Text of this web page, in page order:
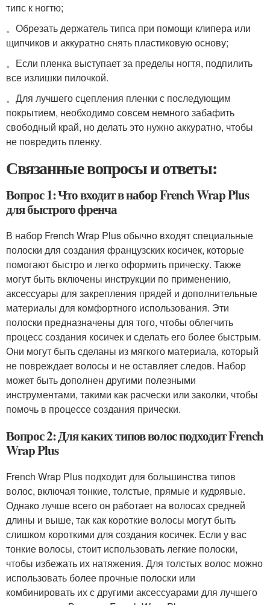
типс к ногтю;
。Обрезать держатель типса при помощи клипера или
щипчиков и аккуратно снять пластиковую основу;
。Если пленка выступает за пределы ногтя, подпилить
все излишки пилочкой.
。Для лучшего сцепления пленки с последующим
покрытием, необходимо совсем немного забафить
свободный край, но делать это нужно аккуратно, чтобы
не повредить пленку.
Связанные вопросы и ответы:
Вопрос 1: Что входит в набор French Wrap Plus
для быстрого френча
В набор French Wrap Plus обычно входят специальные
полоски для создания французских косичек, которые
помогают быстро и легко оформить прическу. Также
могут быть включены инструкции по применению,
аксессуары для закрепления прядей и дополнительные
материалы для комфортного использования. Эти
полоски предназначены для того, чтобы облегчить
процесс создания косичек и сделать его более быстрым.
Они могут быть сделаны из мягкого материала, который
не повреждает волосы и не оставляет следов. Набор
может быть дополнен другими полезными
инструментами, такими как расчески или заколки, чтобы
помочь в процессе создания прически.
Вопрос 2: Для каких типов волос подходит French
Wrap Plus
French Wrap Plus подходит для большинства типов
волос, включая тонкие, толстые, прямые и кудрявые.
Однако лучше всего он работает на волосах средней
длины и выше, так как короткие волосы могут быть
слишком короткими для создания косичек. Если у вас
тонкие волосы, стоит использовать легкие полоски,
чтобы избежать их натяжения. Для толстых волос можно
использовать более прочные полоски или
комбинировать их с другими аксессуарами для лучшего